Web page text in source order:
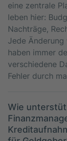
eine zentrale
leben hier:
Nachträge,
Jede
haben immer
verschiedene
Fehler durch
Wie